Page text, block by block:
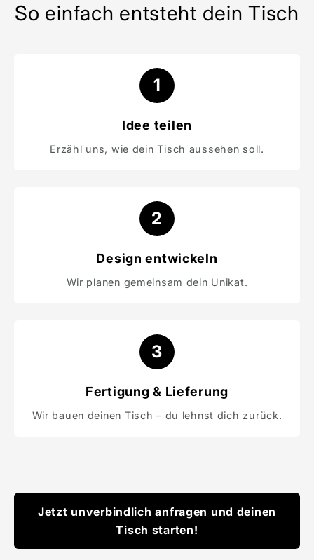
So einfach entsteht dein Tisch
1
Idee teilen
Erzähl uns, wie dein Tisch aussehen soll.
2
Design entwickeln
Wir planen gemeinsam dein Unikat.
3
Fertigung & Lieferung
Wir bauen deinen Tisch – du lehnst dich zurück.
Jetzt unverbindlich anfragen und deinen
Tisch starten!